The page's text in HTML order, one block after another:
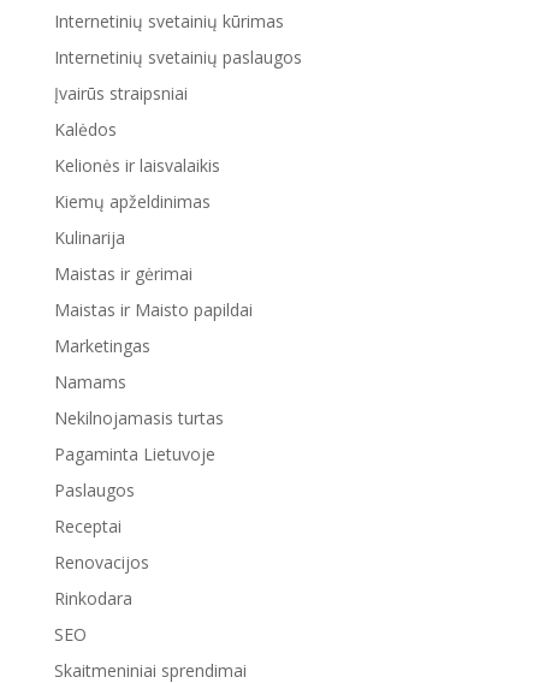
Internetinių svetainių kūrimas
Internetinių svetainių paslaugos
Įvairūs straipsniai
Kalėdos
Kelionės ir laisvalaikis
Kiemų apželdinimas
Kulinarija
Maistas ir gėrimai
Maistas ir Maisto papildai
Marketingas
Namams
Nekilnojamasis turtas
Pagaminta Lietuvoje
Paslaugos
Receptai
Renovacijos
Rinkodara
SEO
Skaitmeniniai sprendimai